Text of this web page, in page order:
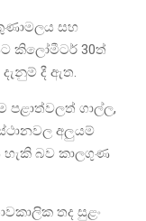
සහ
කිලෝමීටර් 30ත්
දී ඇත.
පළාත්වලත් ගාල්ල,
අලුයම්
හැකි බව කාලගුණ
තද සුළං